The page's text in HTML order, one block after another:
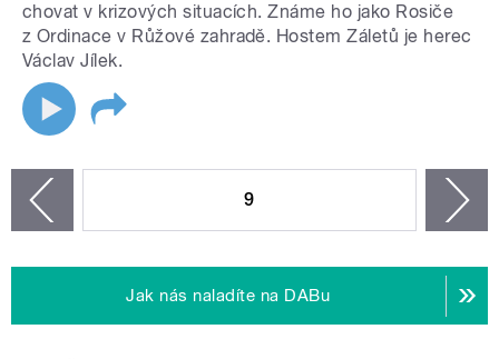
chovat v krizových situacích. Známe ho jako Rosiče
z Ordinace v Růžové zahradě. Hostem Záletů je herec
Václav Jílek.
9
Jak nás naladíte na DABu